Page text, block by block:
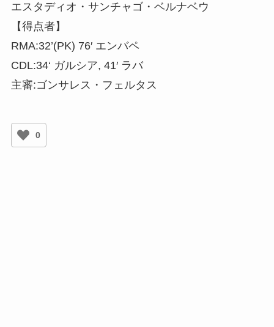
エスタディオ・サンチャゴ・ベルナベウ
【得点者】
RMA:32’(PK) 76′ エンバペ
CDL:34‘ ガルシア, 41′ ラバ
主審:ゴンサレス・フェルタス
0